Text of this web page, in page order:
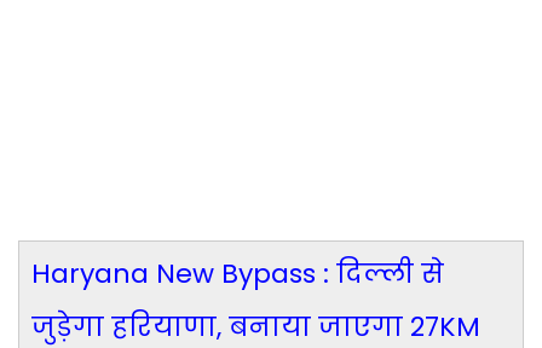
Haryana New Bypass : दिल्ली से
जुड़ेगा हरियाणा, बनाया जाएगा 27KM